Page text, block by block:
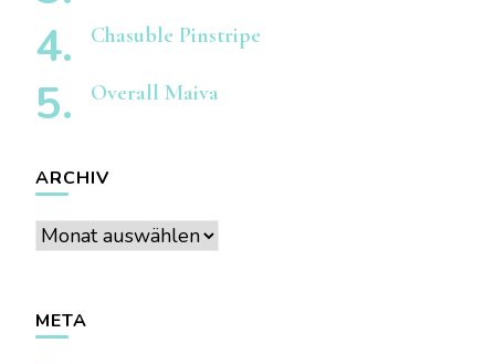
Chasuble Pinstripe
Overall Maiva
ARCHIV
Archiv
META